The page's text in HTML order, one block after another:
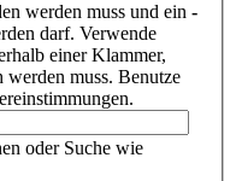
werden muss und ein -
darf. Verwende
einer Klammer,
muss. Benutze
oder Suche wie